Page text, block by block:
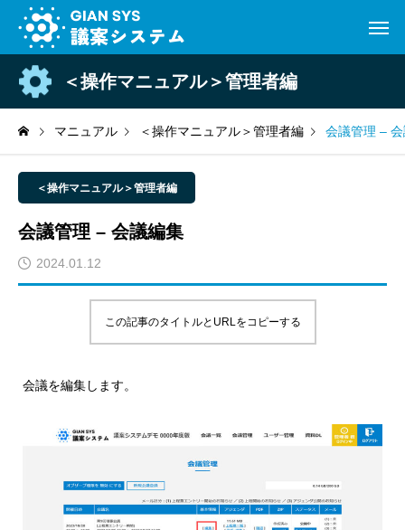
＜操作マニュアル＞管理者編
マニュアル ＜操作マニュアル＞管理者編 会議管理 –
＜操作マニュアル＞管理者編
会議管理 – 会議編集
2024.01.12
この記事のタイトルとURLをコピーする
会議を編集します。